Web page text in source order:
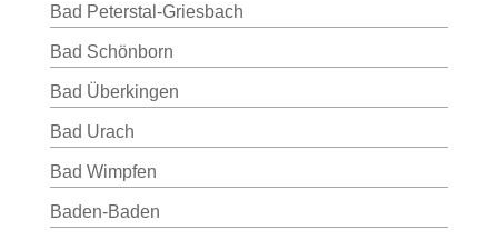
Bad Peterstal-Griesbach
Bad Schönborn
Bad Überkingen
Bad Urach
Bad Wimpfen
Baden-Baden